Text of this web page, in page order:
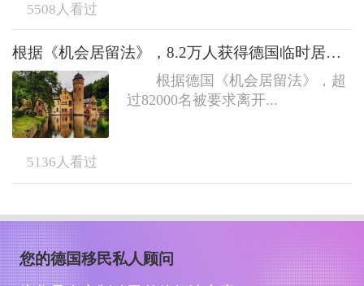
5508 人看过
根据《机会居留法》，8.2万人获得德国临时居留权
根据德国《机会居留法》，超
过82000名被要求离开...
5136 人看过
您的德国移民私人顾问